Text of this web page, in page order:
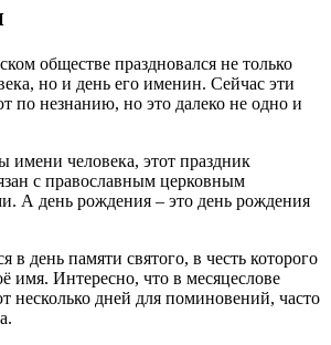
обществе праздновался не только
но и день его именин. Сейчас эти
по незнанию, но это далеко не одно и
человека, этот праздник
с православным церковным
А день рождения – это день рождения
день памяти святого, в честь которого
имя. Интересно, что в месяцеслове
несколько дней для поминовений, часто